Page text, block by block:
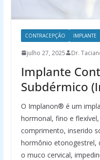
CONTRACEPÇÃO IMPLANTE
julho 27, 2025 Dr.
Implante
Subdérmico
O Implanon® é um
hormonal, fino e
comprimento, inserido
hormônio etonogestrel,
o muco cervical,